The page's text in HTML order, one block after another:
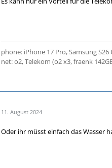
phone: iPhone 17 Pro, Samsung S26
net: o2, Telekom (o2 x3, fraenk
11. August 2024
Oder ihr müsst einfach das Wasser